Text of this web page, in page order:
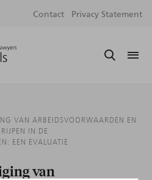
Contact Privacy Statement
VAN ARBEIDSVOORWAARDEN EN
IN DE
EEN EVALUATIE
van